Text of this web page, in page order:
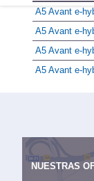
A5 Avant e-
A5 Avant e-
A5 Avant e-
A5 Avant e-
NUESTRAS